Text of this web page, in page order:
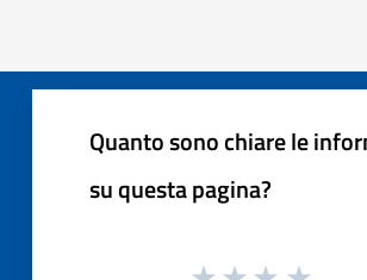
Quanto sono chiare le
su questa pagina?